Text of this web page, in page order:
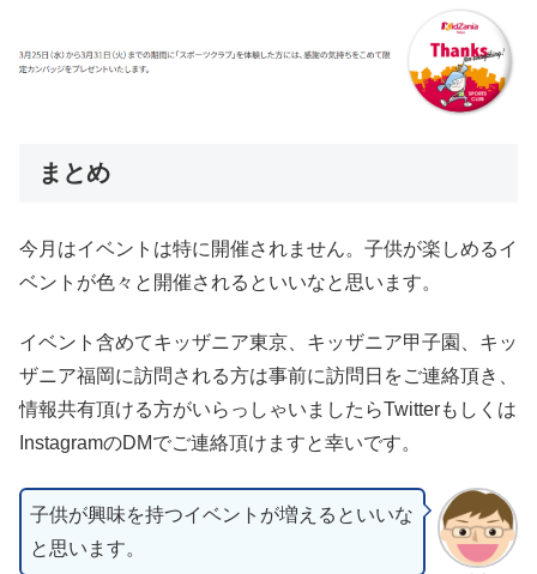
まとめ
今月はイベントは特に開催されません。子供が楽しめるイ
ベントが色々と開催されるといいなと思います。
イベント含めてキッザニア東京、キッザニア甲子園、キッ
ザニア福岡に訪問される方は事前に訪問日をご連絡頂き、
情報共有頂ける方がいらっしゃいましたらTwitterもしくは
InstagramのDMでご連絡頂けますと幸いです。
子供が興味を持つイベントが増えるといいな
と思います。